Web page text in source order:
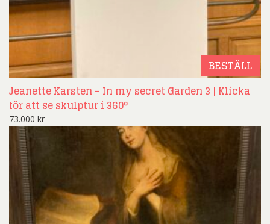
BESTÄLL
Jeanette Karsten – In my secret Garden 3 | Klicka
för att se skulptur i 360°
73.000 kr